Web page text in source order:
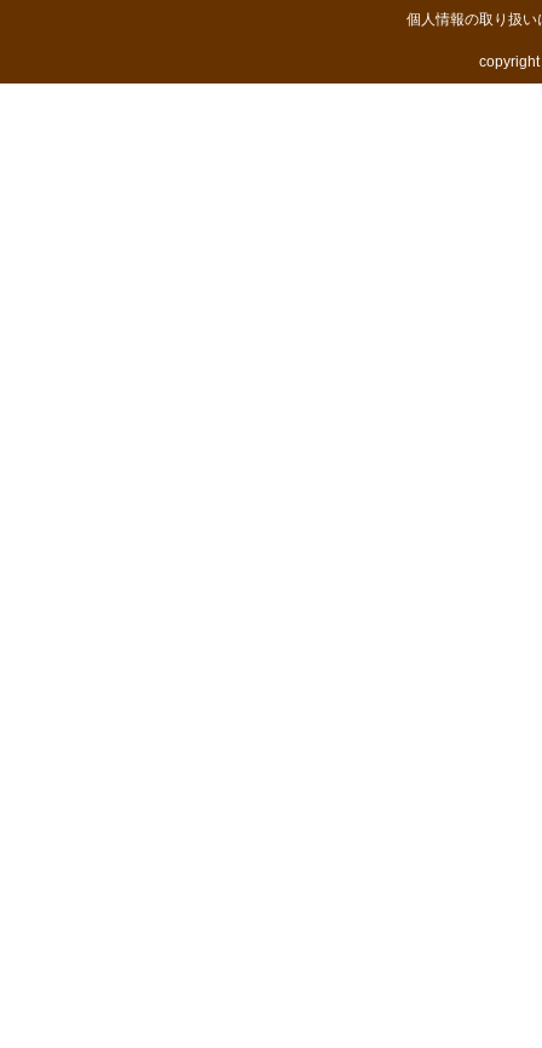
個人情報の取り扱い